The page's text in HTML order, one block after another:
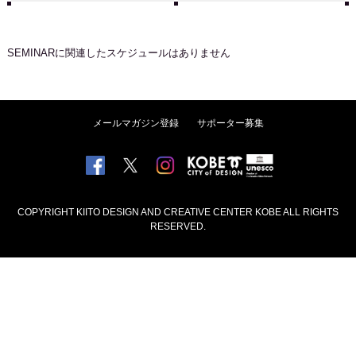
SEMINARに関連したスケジュールはありません
メールマガジン登録 サポーター募集
COPYRIGHT KIITO DESIGN AND CREATIVE CENTER KOBE ALL RIGHTS
RESERVED.